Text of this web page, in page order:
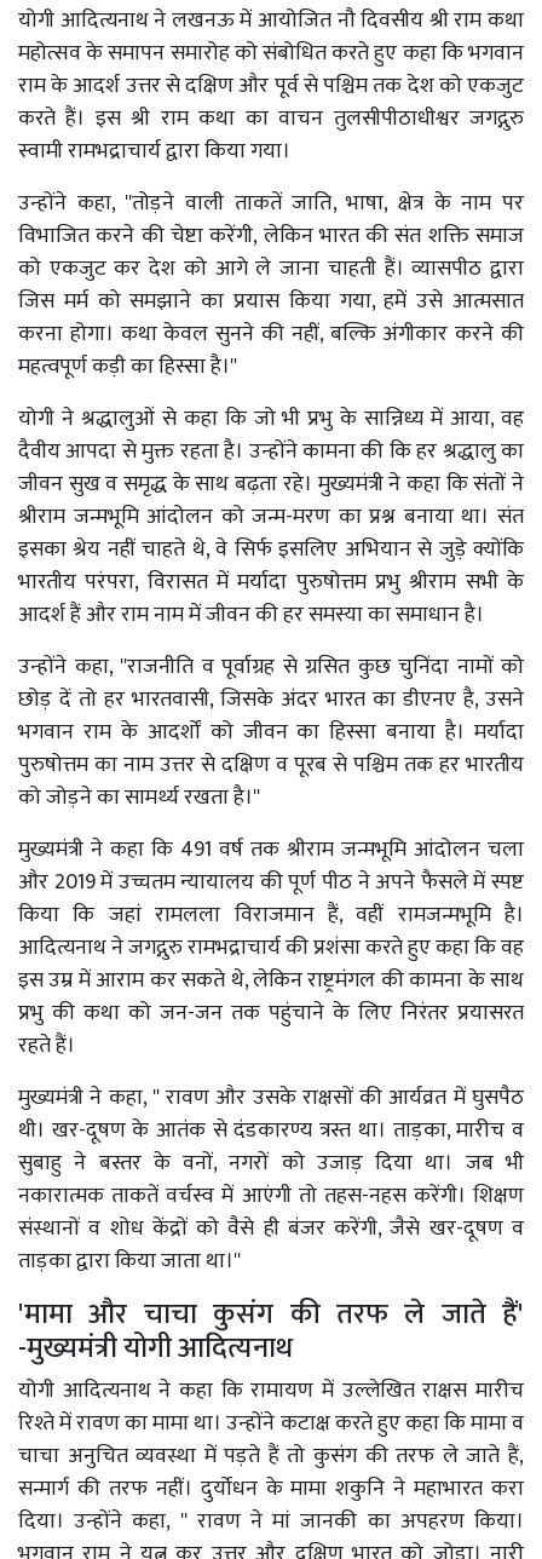
योगी आदित्यनाथ ने लखनऊ में आयोजित नौ दिवसीय श्री राम कथा
महोत्सव के समापन समारोह को संबोधित करते हुए कहा कि भगवान
राम के आदर्श उत्तर से दक्षिण और पूर्व से पश्चिम तक देश को एकजुट
करते हैं। इस श्री राम कथा का वाचन तुलसीपीठाधीश्वर जगद्गुरु
स्वामी रामभद्राचार्य द्वारा किया गया।
उन्होंने कहा, ''तोड़ने वाली ताकतें जाति, भाषा, क्षेत्र के नाम पर
विभाजित करने की चेष्टा करेंगी, लेकिन भारत की संत शक्ति समाज
को एकजुट कर देश को आगे ले जाना चाहती हैं। व्यासपीठ द्वारा
जिस मर्म को समझाने का प्रयास किया गया, हमें उसे आत्मसात
करना होगा। कथा केवल सुनने की नहीं, बल्कि अंगीकार करने की
महत्वपूर्ण कड़ी का हिस्सा है।''
योगी ने श्रद्धालुओं से कहा कि जो भी प्रभु के सान्निध्य में आया, वह
दैवीय आपदा से मुक्त रहता है। उन्होंने कामना की कि हर श्रद्धालु का
जीवन सुख व समृद्ध के साथ बढ़ता रहे। मुख्यमंत्री ने कहा कि संतों ने
श्रीराम जन्मभूमि आंदोलन को जन्म-मरण का प्रश्न बनाया था। संत
इसका श्रेय नहीं चाहते थे, वे सिर्फ इसलिए अभियान से जुड़े क्योंकि
भारतीय परंपरा, विरासत में मर्यादा पुरुषोत्तम प्रभु श्रीराम सभी के
आदर्श हैं और राम नाम में जीवन की हर समस्या का समाधान है।
उन्होंने कहा, ''राजनीति व पूर्वाग्रह से ग्रसित कुछ चुनिंदा नामों को
छोड़ दें तो हर भारतवासी, जिसके अंदर भारत का डीएनए है, उसने
भगवान राम के आदर्शों को जीवन का हिस्सा बनाया है। मर्यादा
पुरुषोत्तम का नाम उत्तर से दक्षिण व पूरब से पश्चिम तक हर भारतीय
को जोड़ने का सामर्थ्य रखता है।''
मुख्यमंत्री ने कहा कि 491 वर्ष तक श्रीराम जन्मभूमि आंदोलन चला
और 2019 में उच्चतम न्यायालय की पूर्ण पीठ ने अपने फैसले में स्पष्ट
किया कि जहां रामलला विराजमान हैं, वहीं रामजन्मभूमि है।
आदित्यनाथ ने जगद्गुरु रामभद्राचार्य की प्रशंसा करते हुए कहा कि वह
इस उम्र में आराम कर सकते थे, लेकिन राष्ट्रमंगल की कामना के साथ
प्रभु की कथा को जन-जन तक पहुंचाने के लिए निरंतर प्रयासरत
रहते हैं।
मुख्यमंत्री ने कहा, '' रावण और उसके राक्षसों की आर्यव्रत में घुसपैठ
थी। खर-दूषण के आतंक से दंडकारण्य त्रस्त था। ताड़का, मारीच व
सुबाहु ने बस्तर के वनों, नगरों को उजाड़ दिया था। जब भी
नकारात्मक ताकतें वर्चस्व में आएंगी तो तहस-नहस करेंगी। शिक्षण
संस्थानों व शोध केंद्रों को वैसे ही बंजर करेंगी, जैसे खर-दूषण व
ताड़का द्वारा किया जाता था।''
'मामा और चाचा कुसंग की तरफ ले जाते हैं'
-मुख्यमंत्री योगी आदित्यनाथ
योगी आदित्यनाथ ने कहा कि रामायण में उल्लेखित राक्षस मारीच
रिश्ते में रावण का मामा था। उन्होंने कटाक्ष करते हुए कहा कि मामा व
चाचा अनुचित व्यवस्था में पड़ते हैं तो कुसंग की तरफ ले जाते हैं,
सन्मार्ग की तरफ नहीं। दुर्योधन के मामा शकुनि ने महाभारत करा
दिया। उन्होंने कहा, '' रावण ने मां जानकी का अपहरण किया।